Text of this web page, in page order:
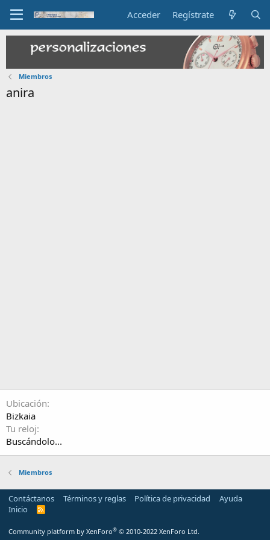
Acceder Regístrate
Miembros
anira
Ubicación
Bizkaia
Tu reloj
Buscándolo...
Miembros
Contáctanos Términos y reglas Política de privacidad
Ayuda
Inicio
R
S
Community platform by XenForo® © 2010-2022 XenForo Ltd.